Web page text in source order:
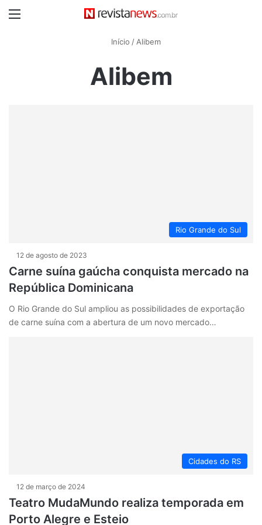
Início / Alibem
Alibem
Rio Grande do Sul
12 de agosto de 2023
Carne suína gaúcha conquista mercado na
República Dominicana
O Rio Grande do Sul ampliou as possibilidades de exportação
de carne suína com a abertura de um novo mercado…
Cidades do RS
12 de março de 2024
Teatro MudaMundo realiza temporada em
Porto Alegre e Esteio